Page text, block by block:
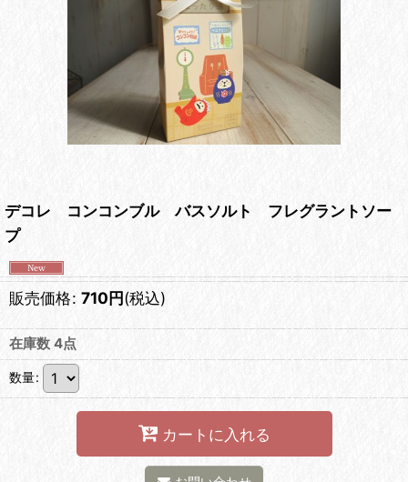
デコレ コンコンブル バスソルト フレグラントソー
プ
販売価格: 710円(税込)
在庫数 4点
数量:
カートに入れる